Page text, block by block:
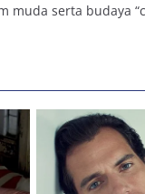
muda serta budaya